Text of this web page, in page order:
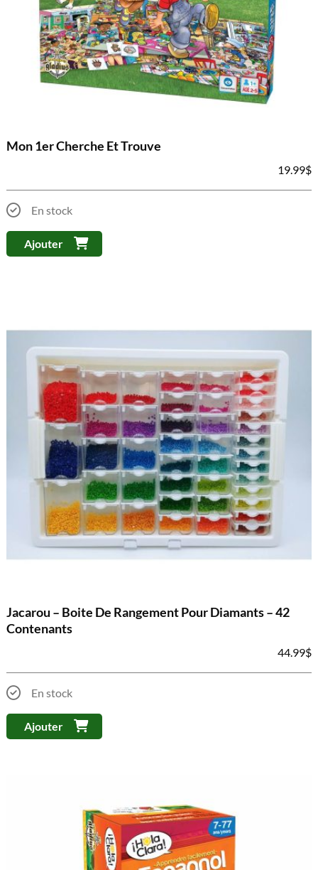
Mon 1er Cherche Et Trouve
19.99$
En stock
Ajouter
Jacarou – Boite De Rangement Pour Diamants – 42
Contenants
44.99$
En stock
Ajouter